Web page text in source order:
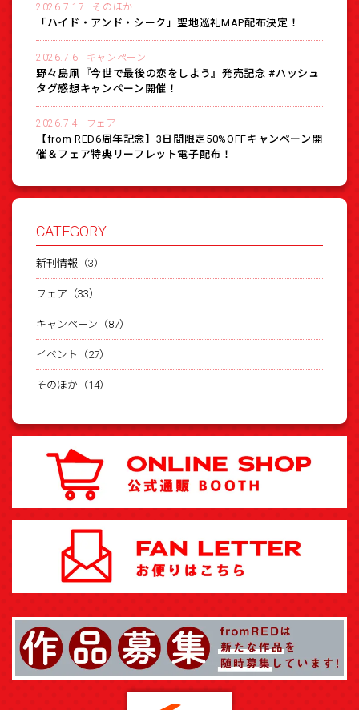
2026.7.17 そのほか
「ハイド・アンド・シーク」聖地巡礼MAP配布決定！
2026.7.6 キャンペーン
野々島凧『今世で最後の恋をしよう』発売記念 #ハッシュ
タグ感想キャンペーン開催！
2026.7.4 フェア
【from RED6周年記念】3日間限定50%OFFキャンペーン開
催＆フェア特典リーフレット電子配布！
CATEGORY
新刊情報（3）
フェア（33）
キャンペーン（87）
イベント（27）
そのほか（14）